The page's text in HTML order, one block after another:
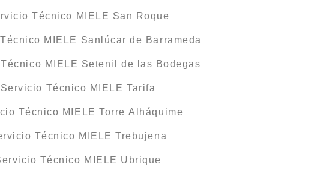
Técnico MIELE San Roque
MIELE Sanlúcar de Barrameda
MIELE Setenil de las Bodegas
Servicio Técnico MIELE Tarifa
Técnico MIELE Torre Alháquime
Técnico MIELE Trebujena
Técnico MIELE Ubrique